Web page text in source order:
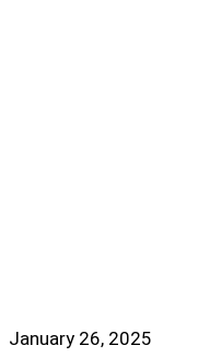
January 26, 2025